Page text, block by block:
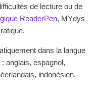
de lecture ou de
ReaderPen, MYdys
dans la langue
anglais, espagnol,
indonésien,